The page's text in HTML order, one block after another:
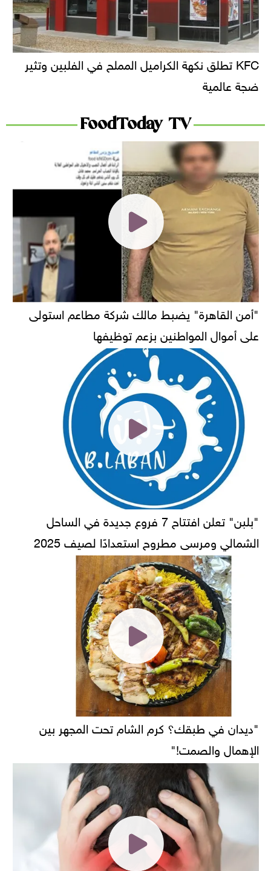
KFC تطلق نكهة الكراميل المملح في الفلبين وتثير
ضجة عالمية
FoodToday TV
"أمن القاهرة" يضبط مالك شركة مطاعم استولى
على أموال المواطنين بزعم توظيفها
"بلبن" تعلن افتتاح 7 فروع جديدة في الساحل
الشمالي ومرسى مطروح استعدادًا لصيف 2025
"ديدان في طبقك؟ كرم الشام تحت المجهر بين
الإهمال والصمت!"